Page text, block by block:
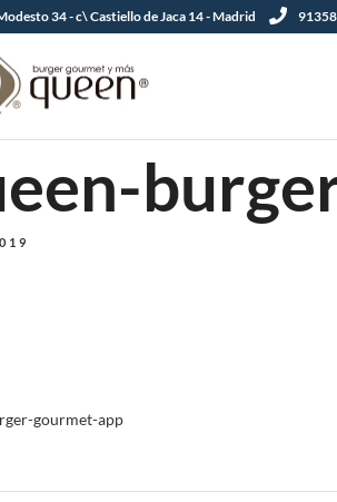
34 - c\ Castiello de Jaca 14 - Madrid
gourmet-app